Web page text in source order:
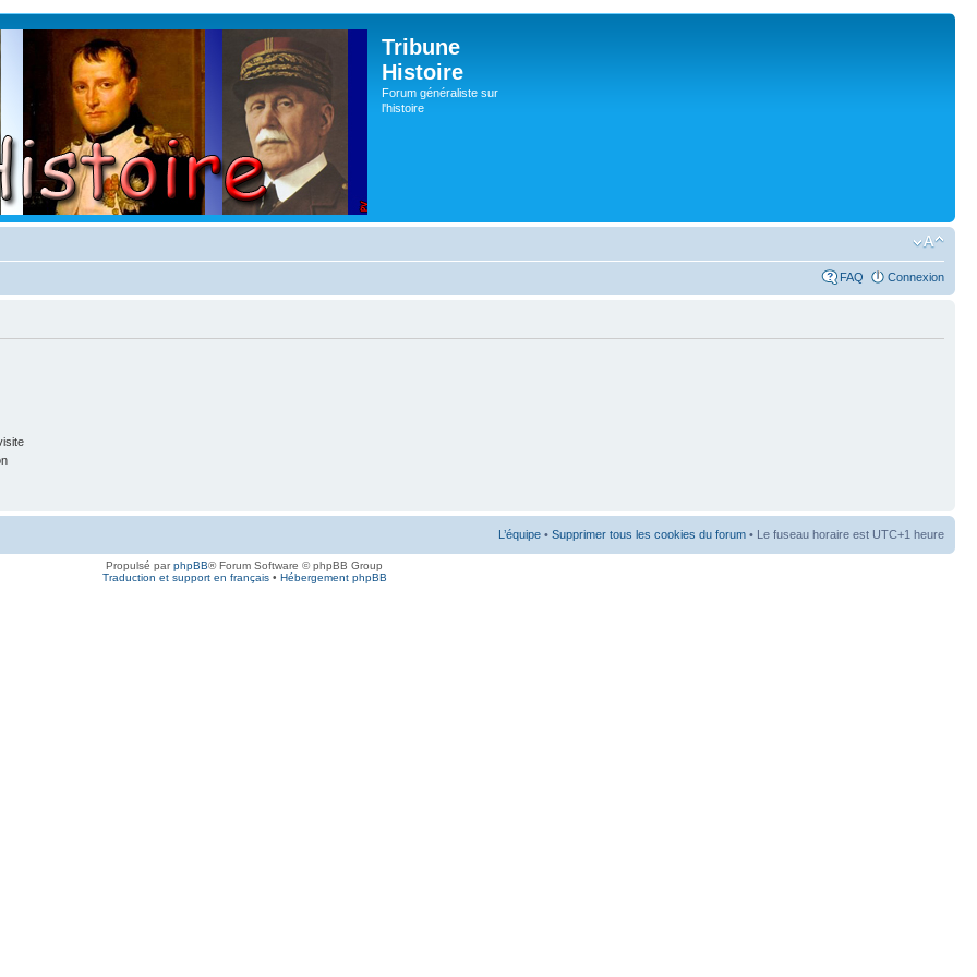
Tribune
Histoire
Forum généraliste sur
l'histoire
FAQ Connexion
L’équipe • Supprimer tous les cookies du forum • Le fuseau horaire est UTC+1 heure
Propulsé parphpBB® Forum Software © phpBB Group
Traduction et support en français• Hébergement phpBB